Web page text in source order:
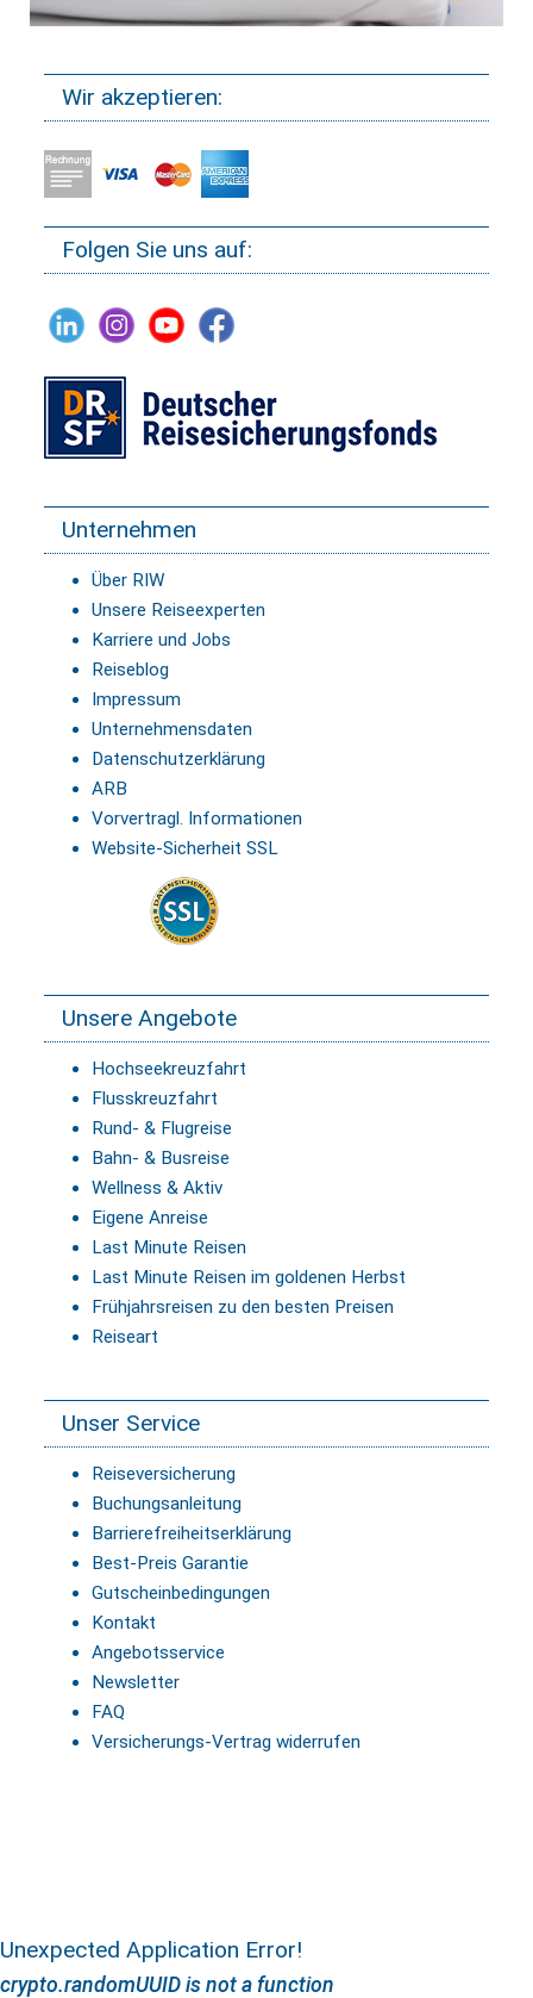
Wir akzeptieren:
Folgen Sie uns auf:
Unternehmen
Über RIW
Unsere Reiseexperten
Karriere und Jobs
Reiseblog
Impressum
Unternehmensdaten
Datenschutzerklärung
ARB
Vorvertragl. Informationen
Website-Sicherheit SSL
Unsere Angebote
Hochseekreuzfahrt
Flusskreuzfahrt
Rund- & Flugreise
Bahn- & Busreise
Wellness & Aktiv
Eigene Anreise
Last Minute Reisen
Last Minute Reisen im goldenen Herbst
Frühjahrsreisen zu den besten Preisen
Reiseart
Unser Service
Reiseversicherung
Buchungsanleitung
Barrierefreiheitserklärung
Best-Preis Garantie
Gutscheinbedingungen
Kontakt
Angebotsservice
Newsletter
FAQ
Versicherungs-Vertrag widerrufen
Unexpected Application Error!
crypto.randomUUID is not a function